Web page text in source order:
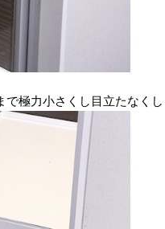
極力小さくし目立たなくし